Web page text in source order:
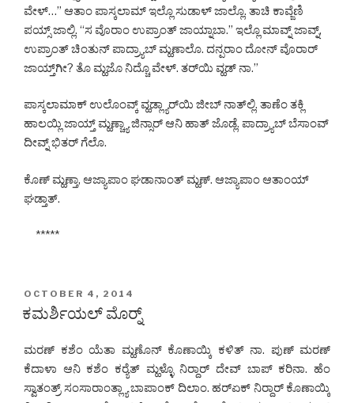
ವೇಳ್…” ಆತಾಂ ಪಾಸ್ಕಲಾಮ್ ಇಲ್ಲೊ ಸುಡಾಳ್ ಜಾಲ್ಲೊ. ತಾಚಿ ಕಾವ್ಜೆಣಿ
ಪಯ್ಸ್ ಜಾಲ್ಲಿ. “ಸ ವೊರಾಂ ಉಪ್ರಾಂತ್ ಜಾಯ್ನಾಬಾ.” ಇಲ್ಲೊ ಮಾವ್ನ್ ಜಾವ್ನ್,
ಉಪ್ರಾಂತ್ ಚಿಂತುನ್ ಪಾದ್ರ್ಯಾಬ್ ಮ್ಹಣಾಲೊ. ದನ್ಪರಾಂ ದೋನ್ ವೊರಾರ್
ಜಾಯ್ತ್‌ಗೀ? ತೊ ಮ್ಹಜೊ ನಿದ್ಚೊ ವೇಳ್. ತರ್‌ಯಿ ವ್ಹಡ್ ನಾ.”
ಪಾಸ್ಕಲಾಮಾಕ್ ಉಲೊಂವ್ಕ್ ವ್ಹಡ್ಲ್ಯಾರ್‌ಯಿ ಜೀಬ್ ನಾತ್‌ಲ್ಲಿ. ತಾಣೆಂ ತಕ್ಲಿ
ಹಾಲಯ್ಲಿ ಜಾಯ್ತ್ ಮ್ಹಣ್ಚ್ಯಾ ಜಿನ್ಸಾರ್ ಆನಿ ಹಾತ್ ಜೊಡ್ಲೆ. ಪಾದ್ರ್ಯಾಬ್ ಬೆಸಾಂವ್
ದೀವ್ನ್ ಭಿತರ್ ಗೆಲೊ.
ಕೊಣ್ ಮ್ಹಣ್ತಾ, ಆಜ್ಯಾಪಾಂ ಘಡಾನಾಂತ್ ಮ್ಹಣ್. ಆಜ್ಯಾಪಾಂ ಆತಾಂಯ್
ಘಡ್ತಾತ್.
*****
POSTED
ON
OCTOBER 4, 2014
ಕಮರ್ಶಿಯಲ್ ಮೊರ್‍ನ್
ಮರಣ್ ಕಶೆಂ ಯೆತಾ ಮ್ಹಣೊನ್ ಕೊಣಾಯ್ಕಿ ಕಳಿತ್ ನಾ. ಪುಣ್ ಮರಣ್
ಕೆದಾಳಾ ಆನಿ ಕಶೆಂ ಕರ್‍ಯೆತ್ ಮ್ಹಳ್ಳೊ ನಿರ್‍ದಾರ್ ದೇವ್ ಬಾಪ್ ಕರಿನಾ. ಹೆಂ
ಸ್ವಾತಂತ್ರ್ ಸಂಸಾರಾಂತ್ಲ್ಯಾ ಬಾಪಾಂಕ್ ದಿಲಾಂ. ಹರ್‌ಏಕ್ ನಿರ್‍ದಾರ್ ಕೊಣಾಯ್ಕಿ